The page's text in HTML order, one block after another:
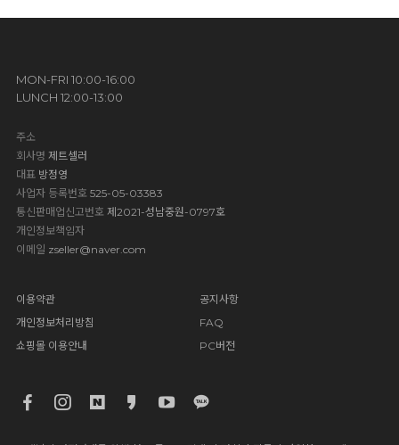
MON-FRI 10:00-16:00
LUNCH 12:00-13:00
주소
회사명 제트셀러
대표방정영
사업자 등록번호 525-05-03383
통신판매업신고번호 제2021-성남중원-0797호
개인정보책임자
이메일 zseller@naver.com
이용약관
개인정보처리방침
쇼핑몰 이용안내
공지사항
FAQ
PC버전